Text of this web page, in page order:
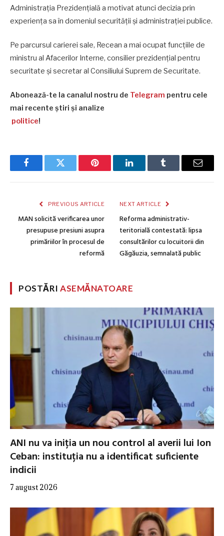
Administrația Prezidențială a motivat atunci decizia prin
experiența sa în domeniul securității și administrației publice.
Pe parcursul carierei sale, Recean a mai ocupat funcțiile de
ministru al Afacerilor Interne, consilier prezidențial pentru
securitate și secretar al Consiliului Suprem de Securitate.
Abonează-te la canalul nostru de Telegram pentru cele
mai recente știri și analize
politice!
FacebookTwitter Pinterest LinkedInTumblr Email
PREVIOUS ARTICLE
MAN solicită verificarea unor
presupuse presiuni asupra
primăriilor în procesul de
reformă
NEXT ARTICLE
Reforma administrativ-
teritorială contestată: lipsa
consultărilor cu locuitorii din
Găgăuzia, semnalată public
POSTĂRIASEMĂNATOARE
ANI nu va iniția un nou control al averii lui Ion
Ceban: instituția nu a identificat suficiente
indicii
7 august 2026